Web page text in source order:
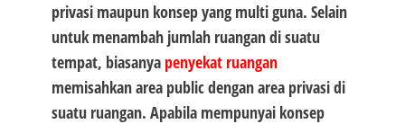
privasi maupun konsep yang multi guna. Selain
untuk menambah jumlah ruangan di suatu
tempat, biasanya penyekat ruangan
memisahkan area public dengan area privasi di
suatu ruangan. Apabila mempunyai konsep